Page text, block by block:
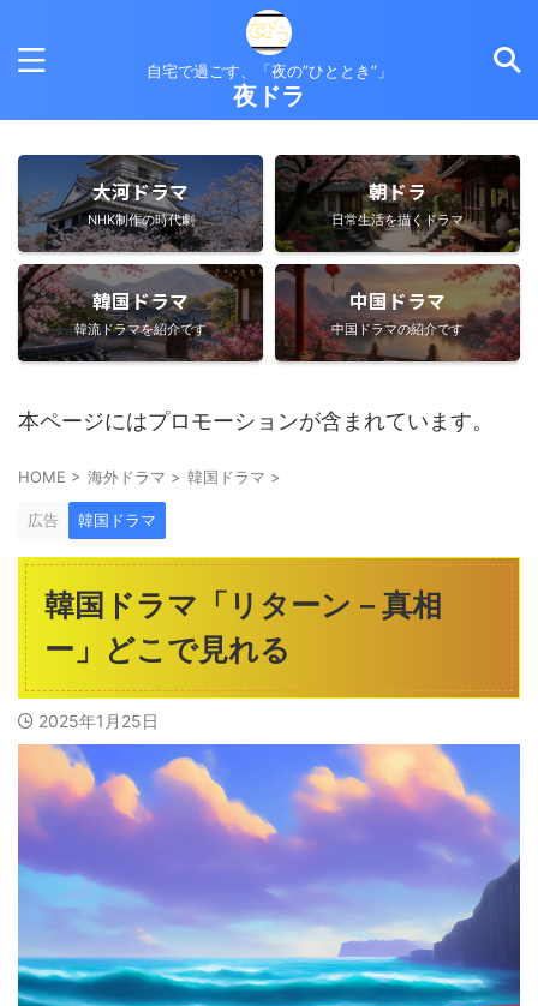
自宅で過ごす、「夜の”ひととき”」
夜ドラ
大河ドラマ
NHK制作の時代劇
朝ドラ
日常生活を描くドラマ
韓国ドラマ
韓流ドラマを紹介です
中国ドラマ
中国ドラマの紹介です
本ページにはプロモーションが含まれています。
HOME > 海外ドラマ > 韓国ドラマ >
広告 韓国ドラマ
韓国ドラマ「リターン－真相
ー」どこで見れる
2025年1月25日